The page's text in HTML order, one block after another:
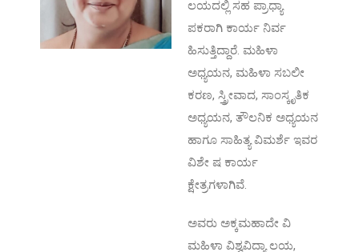
ಲಯದಲ್ಲಿ ಸಹ ಪ್ರಾಧ್ಯಾ
ಪಕರಾಗಿ ಕಾರ್ಯ ನಿರ್ವ
ಹಿಸುತ್ತಿದ್ದಾರೆ. ಮಹಿಳಾ
ಅಧ್ಯಯನ, ಮಹಿಳಾ ಸಬಲೀ
ಕರಣ, ಸ್ತ್ರೀವಾದ, ಸಾಂಸ್ಕೃತಿಕ
ಅಧ್ಯಯನ, ತೌಲನಿಕ ಅಧ್ಯಯನ
ಹಾಗೂ ಸಾಹಿತ್ಯ ವಿಮರ್ಶೆ ಇವರ
ವಿಶೇ ಷ ಕಾರ್ಯ
ಕ್ಷೇತ್ರಗಳಾಗಿವೆ.
ಅವರು ಅಕ್ಕಮಹಾದೇ ವಿ
ಮಹಿಳಾ ವಿಶ್ವವಿದ್ಯಾ ಲಯ,